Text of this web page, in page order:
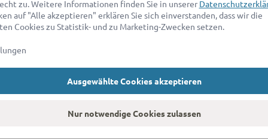
unsere Kunden über
zu. Weitere Informationen finden Sie in unserer
auf "Alle akzeptieren" erklären Sie sich einverstanden, dass wir die
Cookies zu Statistik- und zu Marketing-Zwecken setzen.
Ausgewählte Cookies akzeptieren
Nur notwendige Cookies zulassen